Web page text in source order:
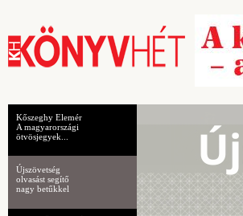
Kőszeghy Elemér
A magyarországi
ötvösjegyek...
Újszövetség
olvasást segítő
nagy betűkkel